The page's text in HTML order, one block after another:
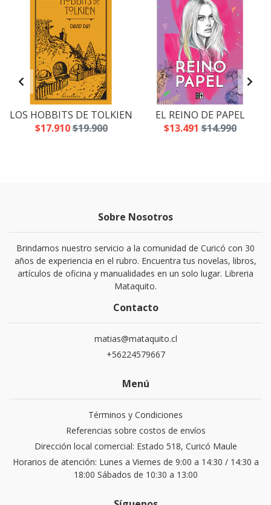
LOS HOBBITS DE TOLKIEN
$17.910$19.900
EL REINO DE PAPEL
$13.491 $14.990
Sobre Nosotros
Brindamos nuestro servicio a la comunidad de Curicó con 30
años de experiencia en el rubro. Encuentra tus novelas, libros,
artículos de oficina y manualidades en un solo lugar. Libreria
Mataquito.
Contacto
matias@mataquito.cl
+56224579667
Menú
Términos y Condiciones
Referencias sobre costos de envíos
Dirección local comercial: Estado 518, Curicó Maule
Horarios de atención: Lunes a Viernes de 9:00 a 14:30 / 14:30 a
18:00 Sábados de 10:30 a 13:00